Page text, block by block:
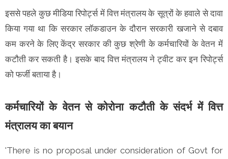
इससे पहले कुछ मीडिया रिपोर्ट्स में वित्त मंत्रालय के सूत्रों के हवाले से दावा
किया गया था कि सरकार लॉकडाउन के दौरान सरकारी खजाने से दबाव
कम करने के लिए केंद्र सरकार की कुछ श्रेणी के कर्मचारियों के वेतन में
कटौती कर सकती है। इसके बाद वित्त मंत्रालय ने ट्वीट कर इन रिपोर्ट्स
को फर्जी बताया है।
कर्मचारियों के वेतन से कोरोना कटौती के संदर्भ में वित्त
मंत्रालय का बयान
'There is no proposal under consideration of Govt for